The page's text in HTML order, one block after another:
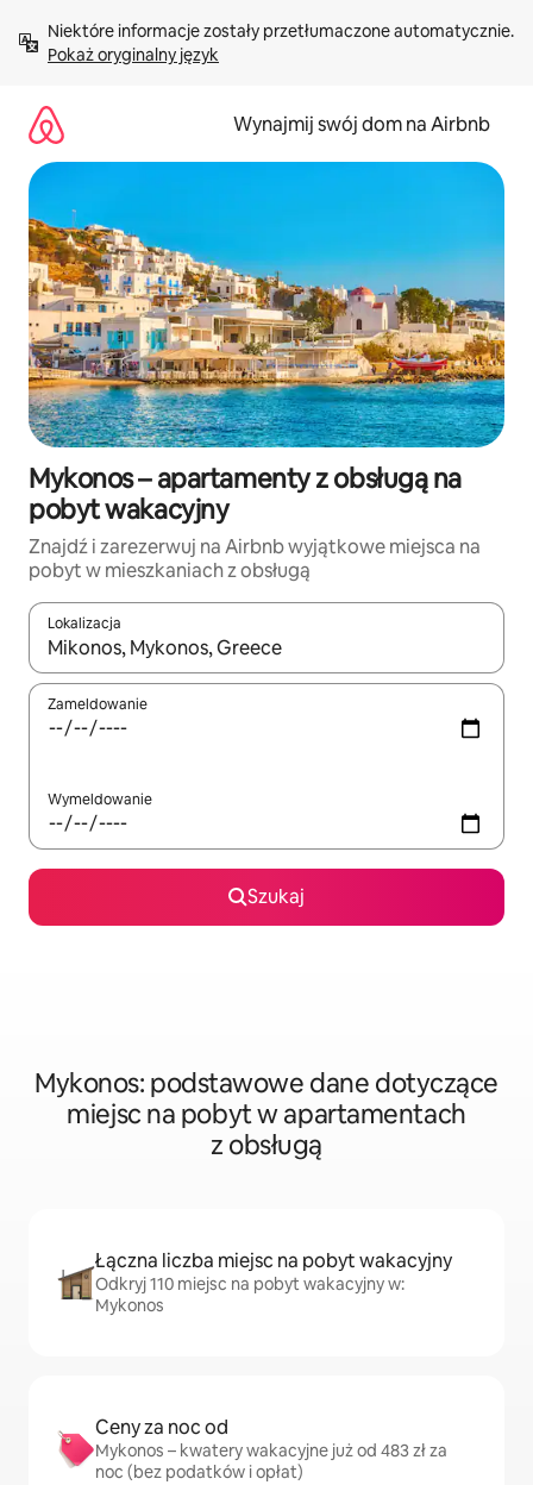
treści Pokaż oryginalny język
Wynajmij swój dom na Airbnb
Mykonos – apartamenty z obsługą na
pobyt wakacyjny
Znajdź i zarezerwuj na Airbnb wyjątkowe miejsca na
pobyt w mieszkaniach z obsługą
Lokalizacja
Gdy wyniki będą dostępne, możesz poruszać się po nich za
Zameldowanie
Wymeldowanie
Szukaj
Mykonos: podstawowe dane dotyczące
miejsc na pobyt w apartamentach
z obsługą
Łączna liczba miejsc na pobyt wakacyjny
Odkryj 110 miejsc na pobyt wakacyjny w:
Mykonos
Ceny za noc od
Mykonos – kwatery wakacyjne już od 483 zł za
noc (bez podatków i opłat)